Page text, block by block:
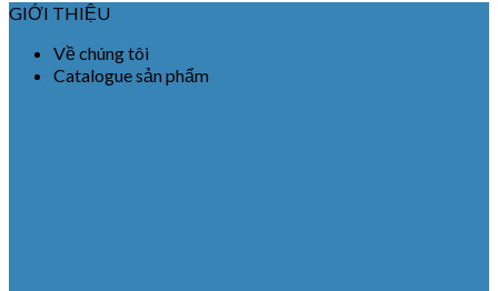
GIỚI THIỆU
Về chúng tôi
Catalogue sản phẩm